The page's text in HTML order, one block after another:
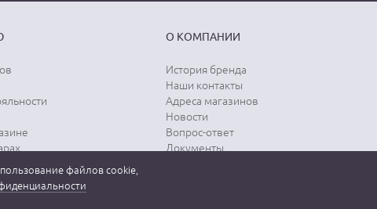
О КОМПАНИИ
История бренда
Наши контакты
Адреса магазинов
Новости
Вопрос-ответ
Документы
файлов cookie,